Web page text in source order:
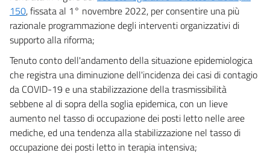
150, fissata al 1° novembre 2022, per consentire una più
razionale programmazione degli interventi organizzativi di
supporto alla riforma;
Tenuto conto dell'andamento della situazione epidemiologica
che registra una diminuzione dell'incidenza dei casi di contagio
da COVID-19 e una stabilizzazione della trasmissibilità
sebbene al di sopra della soglia epidemica, con un lieve
aumento nel tasso di occupazione dei posti letto nelle aree
mediche, ed una tendenza alla stabilizzazione nel tasso di
occupazione dei posti letto in terapia intensiva;